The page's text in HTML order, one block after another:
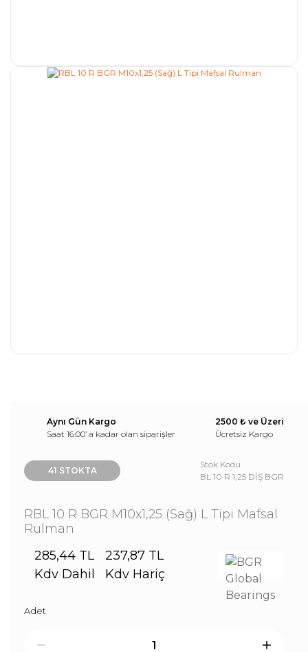
Aynı Gün Kargo
Saat 16:00’ a kadar olan siparişler
2500 ₺ ve Üzeri
Ücretsiz Kargo
41 STOKTA
Stok Kodu
BL 10 R 1,25 DİŞ BGR
RBL 10 R BGR M10x1,25 (Sağ) L Tipi Mafsal
Rulman
285,44 TL
Kdv Dahil
237,87 TL
Kdv Hariç
Adet